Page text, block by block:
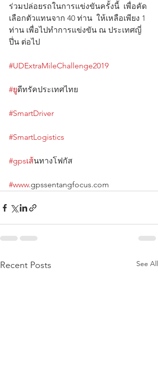
ร่วมปล่อยรถในการแข่งขันครั้งนี้  เพื่อคัด
เลือกตัวแทนจาก 40 ท่าน  ให้เหลือเพียง 1
ท่าน เพื่อไปทำการแข่งขัน ณ ประเทศญี่
ปึ่น ต่อไป
#UDExtraMileChallenge2019
#ยูดีทรัคประเทศไทย
#SmartDriver
#SmartLogistics
#gpsเส้นทางโฟกัส
#www.gpssentangfocus.com
Recent Posts See All